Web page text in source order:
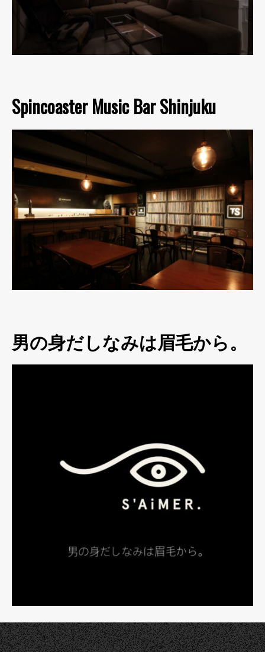
Spincoaster Music Bar Shinjuku
男の身だしなみは眉毛から。